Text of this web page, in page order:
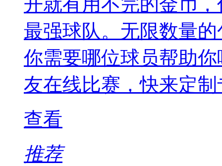
最强球队。无限数量
你需要哪位球员帮助
友在线比赛，快来定
查看
推荐